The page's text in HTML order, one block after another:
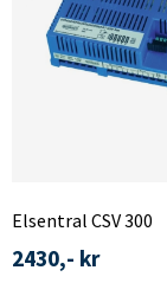
Elsentral CSV 300
2430,- kr